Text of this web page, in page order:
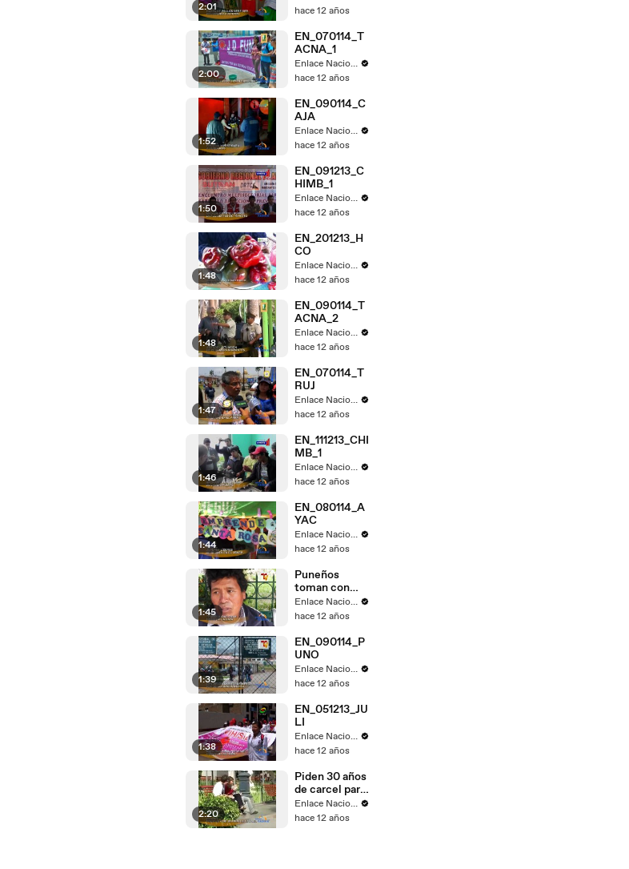
2:01
hace 12 años
2:00
EN_070114_T
ACNA_1
Enlace Nacional
hace 12 años
1:52
EN_090114_C
AJA
Enlace Nacional
hace 12 años
1:50
EN_091213_C
HIMB_1
Enlace Nacional
hace 12 años
1:48
EN_201213_H
CO
Enlace Nacional
hace 12 años
1:48
EN_090114_T
ACNA_2
Enlace Nacional
hace 12 años
1:47
EN_070114_T
RUJ
Enlace Nacional
hace 12 años
1:46
EN_111213_CHI
MB_1
Enlace Nacional
hace 12 años
1:44
EN_080114_A
YAC
Enlace Nacional
hace 12 años
1:45
Puneños
toman con
calma fallo de
La Haya
Enlace Nacional
hace 12 años
1:39
EN_090114_P
UNO
Enlace Nacional
hace 12 años
1:38
EN_051213_JU
LI
Enlace Nacional
hace 12 años
2:20
Piden 30 años
de carcel para
Gregorio
Santos
Enlace Nacional
hace 12 años